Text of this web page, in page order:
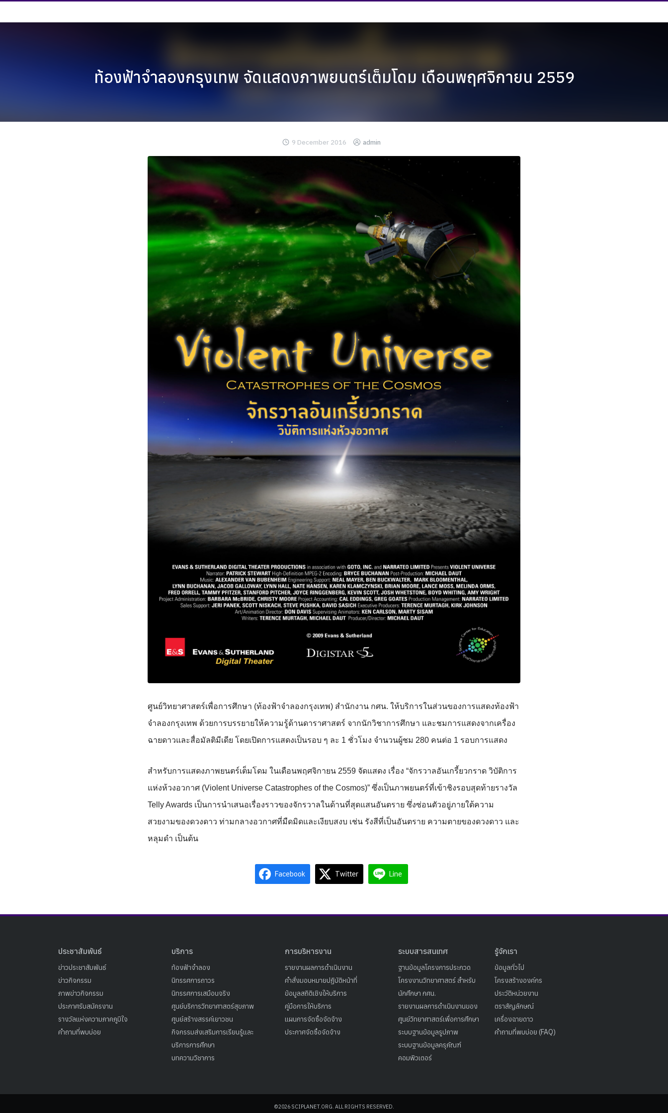
to
Search
for:
Search
ท้องฟ้าจำลองกรุงเทพ จัดแสดงภาพยนตร์เต็มโดม เดือนพฤศจิกายน 2559
9 December 2016 admin
ศูนย์วิทยาศาสตร์เพื่อการศึกษา (ท้องฟ้าจำลองกรุงเทพ) สำนักงาน กศน. ให้บริการในส่วนของการแสดงท้องฟ้า
จำลองกรุงเทพ ด้วยการบรรยายให้ความรู้ด้านดาราศาสตร์ จากนักวิชาการศึกษา และชมการแสดงจากเครื่อง
ฉายดาวและสื่อมัลติมีเดีย โดยเปิดการแสดงเป็นรอบ ๆ ละ 1 ชั่วโมง จำนวนผู้ชม 280 คนต่อ 1 รอบการแสดง
สำหรับการแสดงภาพยนตร์เต็มโดม ในเดือนพฤศจิกายน 2559 จัดแสดง เรื่อง “จักรวาลอันเกรี้ยวกราด วิบัติการ
แห่งห้วงอวกาศ (Violent Universe Catastrophes of the Cosmos)” ซึ่งเป็นภาพยนตร์ที่เข้าชิงรอบสุดท้ายรางวัล
Telly Awards เป็นการนำเสนอเรื่องราวของจักรวาลในด้านที่สุดแสนอันตราย ซึ่งซ่อนตัวอยู่ภายใต้ความ
สวยงามของดวงดาว ท่ามกลางอวกาศที่มืดมิดและเงียบสงบ เช่น รังสีที่เป็นอันตราย ความตายของดวงดาว และ
หลุมดำ เป็นต้น
Facebook Twitter Line
ประชาสัมพันธ์
ข่าวประชาสัมพันธ์
ข่าวกิจกรรม
ภาพข่าวกิจกรรม
ประกาศรับสมัครงาน
รางวัลแห่งความภาคภูมิใจ
คำถามที่พบบ่อย
บริการ
ท้องฟ้าจำลอง
นิทรรศการถาวร
นิทรรศการเสมือนจริง
ศูนย์บริการวิทยาศาสตร์สุขภาพ
ศูนย์สร้างสรรค์เยาวชน
กิจกรรมส่งเสริมการเรียนรู้และ
บริการการศึกษา
บทความวิชาการ
การบริหารงาน
รายงานผลการดำเนินงาน
คำสั่งมอบหมายปฏิบัติหน้าที่
ข้อมูลสถิติเชิงให้บริการ
คู่มือการให้บริการ
แผนการจัดซื้อจัดจ้าง
ประกาศจัดซื้อจัดจ้าง
ระบบสารสนเทศ
ฐานข้อมูลโครงการประกวด
โครงงานวิทยาศาสตร์ สำหรับ
นักศึกษา กศน.
รายงานผลการดำเนินงานของ
ศูนย์วิทยาศาสตร์เพื่อการศึกษา
ระบบฐานข้อมูลรูปภาพ
ระบบฐานข้อมูลครุภัณฑ์
คอมพิวเตอร์
รู้จักเรา
ข้อมูลทั่วไป
โครงสร้างองค์กร
ประวัติหน่วยงาน
ตราสัญลักษณ์
เครื่องฉายดาว
คำถามที่พบบ่อย (FAQ)
©2026 SCIPLANET.ORG. ALL RIGHTS RESERVED.